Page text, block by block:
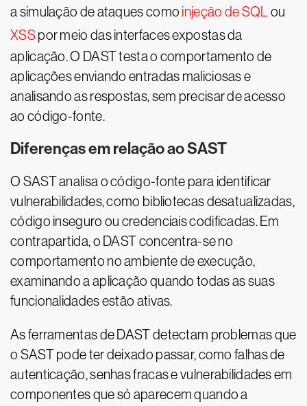
a simulação de ataques como injeção de SQL ou
XSSpor meio das interfaces expostas da
aplicação. O DAST testa o comportamento de
aplicações enviando entradas maliciosas e
analisando as respostas, sem precisar de acesso
ao código-fonte.
Diferenças em relação ao SAST
O SAST analisa o código-fonte para identificar
vulnerabilidades, como bibliotecas desatualizadas,
código inseguro ou credenciais codificadas. Em
contrapartida, o DAST concentra-se no
comportamento no ambiente de execução,
examinando a aplicação quando todas as suas
funcionalidades estão ativas.
As ferramentas de DAST detectam problemas que
o SAST pode ter deixado passar, como falhas de
autenticação, senhas fracas e vulnerabilidades em
componentes que só aparecem quando a